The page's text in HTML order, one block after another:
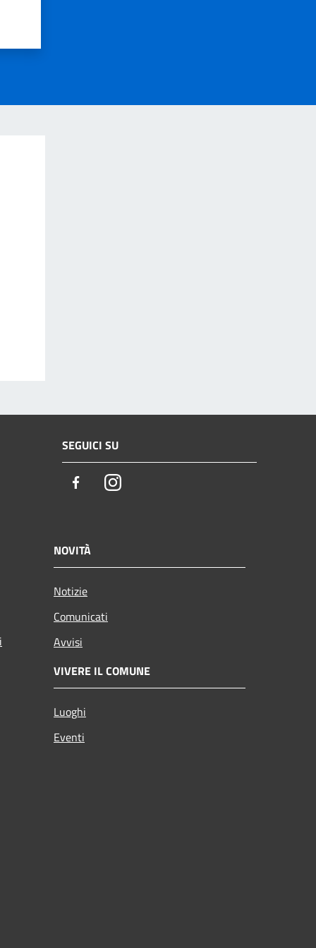
SEGUICI SU
FacebookInstagram
NOVITÀ
Notizie
Comunicati
Avvisi
VIVERE IL COMUNE
Luoghi
Eventi